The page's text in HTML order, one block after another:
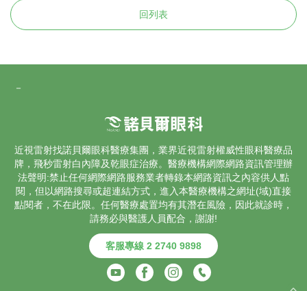
回列表
－
近視雷射找諾貝爾眼科醫療集團，業界近視雷射權威性眼科醫療品
牌，飛秒雷射白內障及乾眼症治療。醫療機構網際網路資訊管理辦
法聲明:禁止任何網際網路服務業者轉錄本網路資訊之內容供人點
閱，但以網路搜尋或超連結方式，進入本醫療機構之網址(域)直接
點閱者，不在此限。任何醫療處置均有其潛在風險，因此就診時，
請務必與醫護人員配合，謝謝!
客服專線 2 2740 9898